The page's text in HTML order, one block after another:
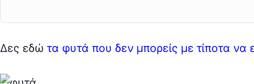
Δες εδώ τα φυτά που δεν μπορείς με τίποτα να